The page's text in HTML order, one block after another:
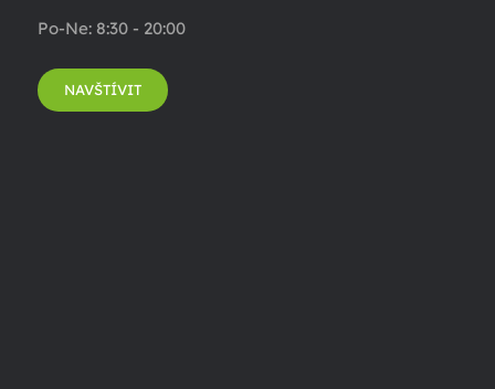
Po-Ne: 8:30 - 20:00
NAVŠTÍVIT